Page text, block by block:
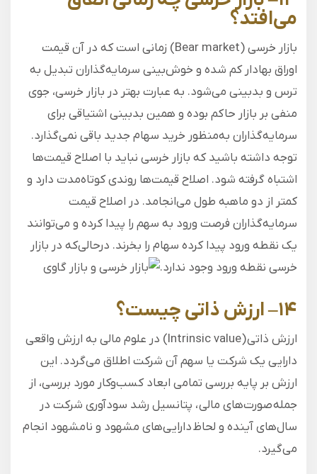
می‌افتد؟
بازار خرسی (Bear market) زمانی است که در آن قیمت
اوراق بهادار کم شده و خوش‌بینی سرمایه‌گذاران تبدیل به
ترس و بدبینی می‌شود. به‌ عبارت بهتر در بازار خرسی، جوی
منفی بر بازار حاکم بوده و همین بدبینی اشتیاقی برای
سرمایه‌گذاران به‌منظور خرید سهام جدید باقی نمی‌گذارد.
توجه داشته باشید که بازار خرسی نباید با اصلاح قیمت‌ها
اشتباه گرفته شود. اصلاح قیمت‌ها روندی کوتاه‌مدت دارد و
کمتر از دو ماهبه طول می‌انجامد. در اصلاح قیمت
سرمایه‌گذاران فرصت ورود به سهم را پیدا کرده و می‌توانند
یک نقطه ورود پیدا کرده سهام را بخرند. درحالی‌که در بازار
خرسی نقطه ورود وجود ندارد.
۱۴–ارزش ذاتی چیست؟
ارزش ذاتی (Intrinsic value) در علوم مالی به ارزش واقعی
دارایی یک شرکت یا سهم آن شرکت اطلاق می‌گردد. این
ارزش بر پایه بررسی تمامی ابعاد کسب‌وکار مورد بررسی، از
جمله صورت‌های مالی ، پتانسیل رشد سودآوری شرکت در
سال‌های آینده و لحاظ دارایی‌های مشهود و نامشهود انجام
می‌گیرد.